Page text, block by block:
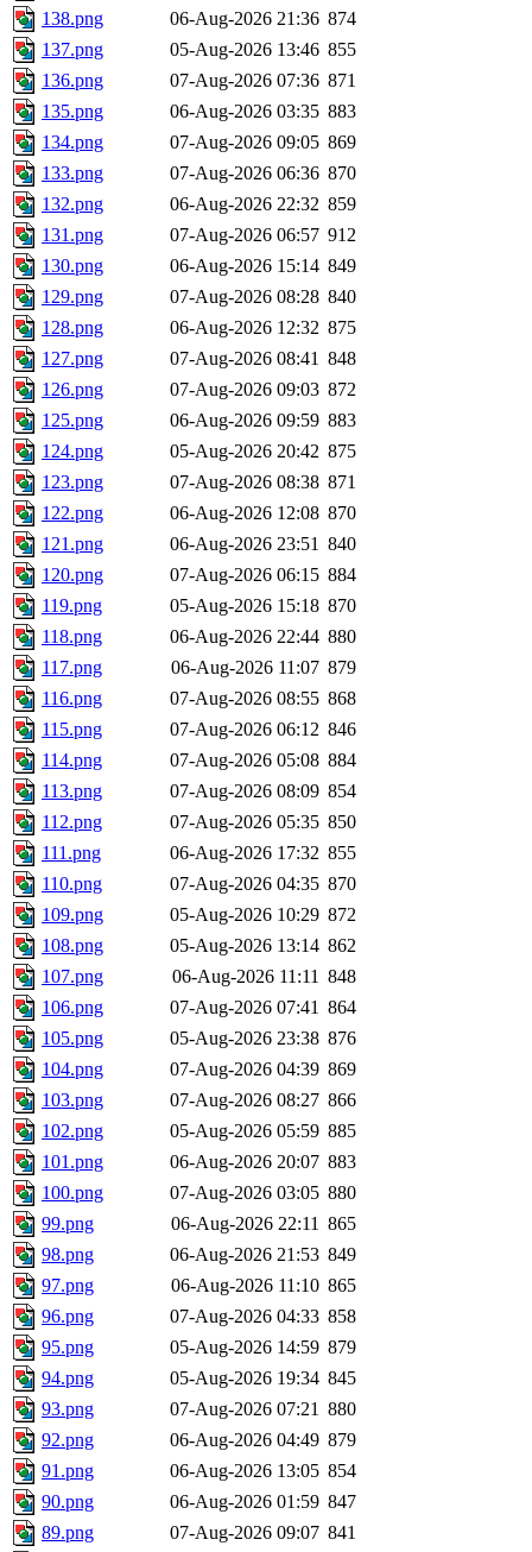
138.png
06-Aug-2026 21:36 874
137.png
05-Aug-2026 13:46 855
136.png
07-Aug-2026 07:36 871
135.png
06-Aug-2026 03:35 883
134.png
07-Aug-2026 09:05 869
133.png
07-Aug-2026 06:36 870
132.png
06-Aug-2026 22:32 859
131.png
07-Aug-2026 06:57 912
130.png
06-Aug-2026 15:14 849
129.png
07-Aug-2026 08:28 840
128.png
06-Aug-2026 12:32 875
127.png
07-Aug-2026 08:41 848
126.png
07-Aug-2026 09:03 872
125.png
06-Aug-2026 09:59 883
124.png
05-Aug-2026 20:42 875
123.png
07-Aug-2026 08:38 871
122.png
06-Aug-2026 12:08 870
121.png
06-Aug-2026 23:51 840
120.png
07-Aug-2026 06:15 884
119.png
05-Aug-2026 15:18 870
118.png
06-Aug-2026 22:44 880
117.png
06-Aug-2026 11:07 879
116.png
07-Aug-2026 08:55 868
115.png
07-Aug-2026 06:12 846
114.png
07-Aug-2026 05:08 884
113.png
07-Aug-2026 08:09 854
112.png
07-Aug-2026 05:35 850
111.png
06-Aug-2026 17:32 855
110.png
07-Aug-2026 04:35 870
109.png
05-Aug-2026 10:29 872
108.png
05-Aug-2026 13:14 862
107.png
06-Aug-2026 11:11 848
106.png
07-Aug-2026 07:41 864
105.png
05-Aug-2026 23:38 876
104.png
07-Aug-2026 04:39 869
103.png
07-Aug-2026 08:27 866
102.png
05-Aug-2026 05:59 885
101.png
06-Aug-2026 20:07 883
100.png
07-Aug-2026 03:05 880
99.png
06-Aug-2026 22:11 865
98.png
06-Aug-2026 21:53 849
97.png
06-Aug-2026 11:10 865
96.png
07-Aug-2026 04:33 858
95.png
05-Aug-2026 14:59 879
94.png
05-Aug-2026 19:34 845
93.png
07-Aug-2026 07:21 880
92.png
06-Aug-2026 04:49 879
91.png
06-Aug-2026 13:05 854
90.png
06-Aug-2026 01:59 847
89.png
07-Aug-2026 09:07 841